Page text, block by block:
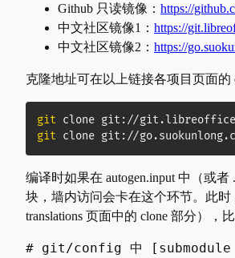
Github 只读镜像： https://
中文社区镜像1： https://
中文社区镜像2： https://
克隆地址可在以上链接各项目页面的
git
git clone git://
编译时如果在 autogen.input 中（或
块，墙内访问会卡在这个环节。此时
translations 页面中的 clone 部分），比
# git/config 中